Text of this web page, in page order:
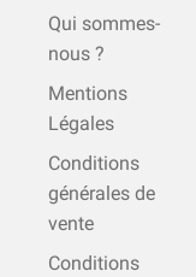
Qui sommes-
nous ?
Mentions
Légales
Conditions
générales de
vente
Conditions